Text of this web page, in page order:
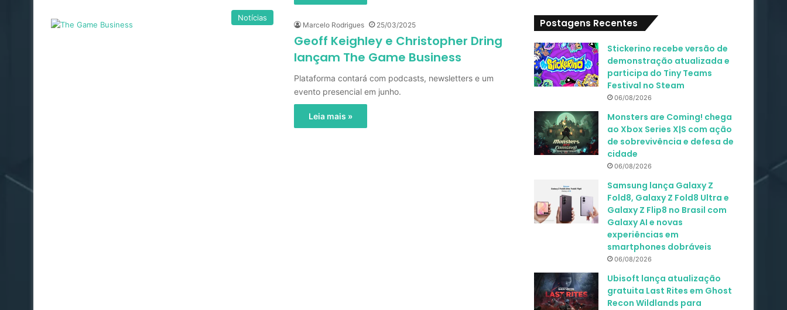
Notícias
Marcelo Rodrigues 25/03/2025
Geoff Keighley e Christopher Dring
lançam The Game Business
Plataforma contará com podcasts, newsletters e um
evento presencial em junho.
Leia mais »
Postagens Recentes
Stickerino recebe versão de
demonstração atualizada e
participa do Tiny Teams
Festival no Steam
06/08/2026
Monsters are Coming! chega
ao Xbox Series X|S com ação
de sobrevivência e defesa de
cidade
06/08/2026
Samsung lança Galaxy Z
Fold8, Galaxy Z Fold8 Ultra e
Galaxy Z Flip8 no Brasil com
Galaxy AI e novas
experiências em
smartphones dobráveis
06/08/2026
Ubisoft lança atualização
gratuita Last Rites em Ghost
Recon Wildlands para